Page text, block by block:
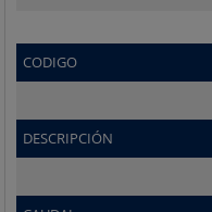
CODIGO
DESCRIPCIÓN